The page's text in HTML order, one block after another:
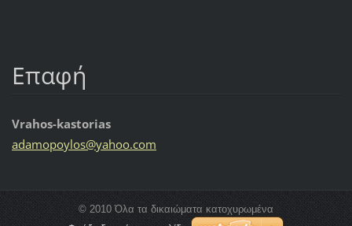
Επαφή
Vrahos-kastorias
adamopoylos@yahoo.com
© 2010 Όλα τα δικαιώματα κατοχυρωμένα